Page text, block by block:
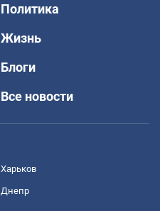
Политика
Жизнь
Блоги
Все новости
Харьков
Днепр